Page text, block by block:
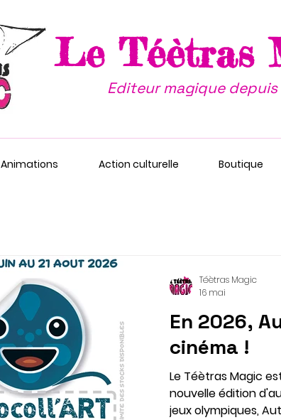
Le Téètras
Editeur magique depuis
Animations Action culturelle Boutique
En 2026,
cinéma !
Le Téètras Magic
nouvelle édition
jeux olympiques,
Téètras Magic
16 mai